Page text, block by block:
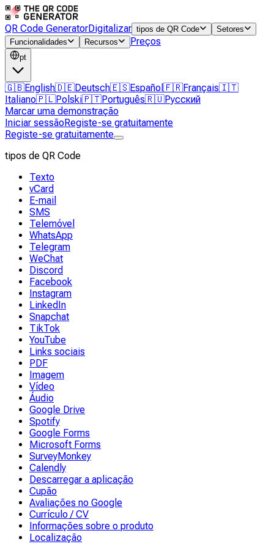
QR Code GeneratorDigitalizar tipos de QR Code
Setores
Funcionalidades
Recursos Preços
pt
🇬🇧English🇩🇪Deutsch🇪🇸Español 🇫🇷Français🇮🇹
Italiano🇵🇱Polski🇵🇹Português🇷🇺Русский
Marcar uma demonstração
Iniciar sessãoRegiste-se gratuitamente
Registe-se gratuitamente
tipos de QR Code
Texto
vCard
E-mail
SMS
Telemóvel
WhatsApp
Telegram
WeChat
Discord
Facebook
Instagram
LinkedIn
Snapchat
TikTok
YouTube
Links sociais
PDF
Imagem
Vídeo
Áudio
Google Drive
Spotify
Google Forms
Microsoft Forms
SurveyMonkey
Calendly
Descarregar a aplicação
Cupão
Avaliações no Google
Currículo / CV
Informações sobre o produto
Localização